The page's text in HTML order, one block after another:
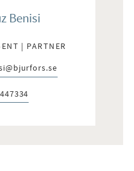
Benisi
| PARTNER